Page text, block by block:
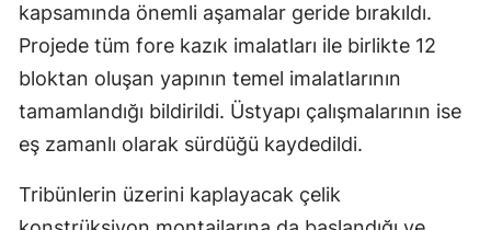
kapsamında önemli aşamalar geride bırakıldı.
Projede tüm fore kazık imalatları ile birlikte 12
bloktan oluşan yapının temel imalatlarının
tamamlandığı bildirildi. Üstyapı çalışmalarının ise
eş zamanlı olarak sürdüğü kaydedildi.
Tribünlerin üzerini kaplayacak çelik